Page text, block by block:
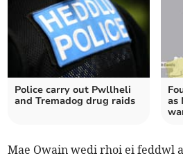
Police carry out Pwllheli
and Tremadog drug raids
as
Mae Owain wedi rhoi ei feddwl